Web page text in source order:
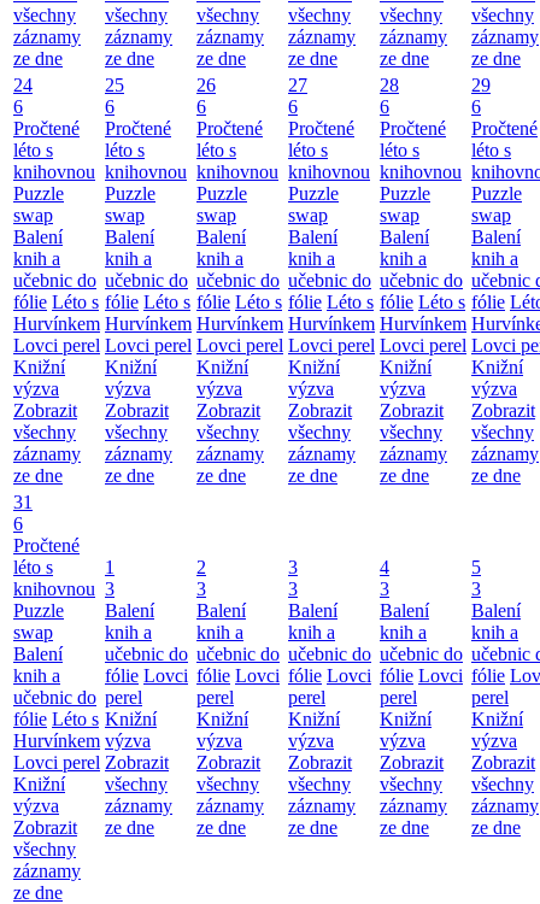
všechny
záznamy
ze dne
všechny
záznamy
ze dne
všechny
záznamy
ze dne
všechny
záznamy
ze dne
všechny
záznamy
ze dne
všechny
záznamy
ze dne
24
6
Pročtené
léto s
knihovnou
Puzzle
swap
Balení
knih a
učebnic do
fólie Léto s
Hurvínkem
Lovci perel
Knižní
výzva
Zobrazit
všechny
záznamy
ze dne
25
6
Pročtené
léto s
knihovnou
Puzzle
swap
Balení
knih a
učebnic do
fólie Léto s
Hurvínkem
Lovci perel
Knižní
výzva
Zobrazit
všechny
záznamy
ze dne
26
6
Pročtené
léto s
knihovnou
Puzzle
swap
Balení
knih a
učebnic do
fólie Léto s
Hurvínkem
Lovci perel
Knižní
výzva
Zobrazit
všechny
záznamy
ze dne
27
6
Pročtené
léto s
knihovnou
Puzzle
swap
Balení
knih a
učebnic do
fólie Léto s
Hurvínkem
Lovci perel
Knižní
výzva
Zobrazit
všechny
záznamy
ze dne
28
6
Pročtené
léto s
knihovnou
Puzzle
swap
Balení
knih a
učebnic do
fólie Léto s
Hurvínkem
Lovci perel
Knižní
výzva
Zobrazit
všechny
záznamy
ze dne
29
6
Pročtené
léto s
Puzzle
swap
Balení
knih a
učebnic
fólie
Lovci
Knižní
výzva
Zobrazit
všechny
záznamy
ze dne
31
6
Pročtené
léto s
knihovnou
Puzzle
swap
Balení
knih a
učebnic do
fólie Léto s
Hurvínkem
Lovci perel
Knižní
výzva
Zobrazit
všechny
záznamy
ze dne
1
3
Balení
knih a
učebnic do
fólie Lovci
perel
Knižní
výzva
Zobrazit
všechny
záznamy
ze dne
2
3
Balení
knih a
učebnic do
fólie Lovci
perel
Knižní
výzva
Zobrazit
všechny
záznamy
ze dne
3
3
Balení
knih a
učebnic do
fólie Lovci
perel
Knižní
výzva
Zobrazit
všechny
záznamy
ze dne
4
3
Balení
knih a
učebnic do
fólie Lovci
perel
Knižní
výzva
Zobrazit
všechny
záznamy
ze dne
5
3
Balení
knih a
učebnic
fólie
perel
Knižní
výzva
Zobrazit
všechny
záznamy
ze dne